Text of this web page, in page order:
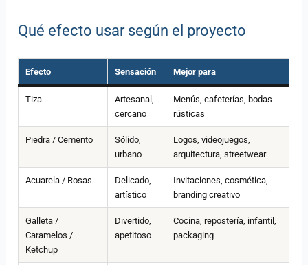
Qué efecto usar según el proyecto
Efecto Sensación Mejor para
Tiza
Artesanal,
cercano
Menús, cafeterías, bodas
rústicas
Piedra / Cemento
Sólido,
urbano
Logos, videojuegos,
arquitectura, streetwear
Acuarela / Rosas
Delicado,
artístico
Invitaciones, cosmética,
branding creativo
Galleta /
Caramelos /
Ketchup
Divertido,
apetitoso
Cocina, repostería, infantil,
packaging